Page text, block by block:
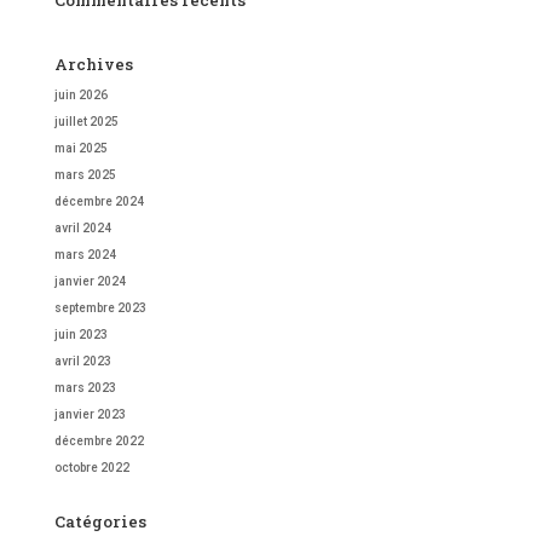
Archives
juin 2026
juillet 2025
mai 2025
mars 2025
décembre 2024
avril 2024
mars 2024
janvier 2024
septembre 2023
juin 2023
avril 2023
mars 2023
janvier 2023
décembre 2022
octobre 2022
Catégories